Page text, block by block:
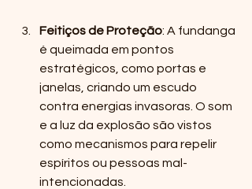
Feitiços de Proteção: A fundanga
é queimada em pontos
estratégicos, como portas e
janelas, criando um escudo
contra energias invasoras. O som
e a luz da explosão são vistos
como mecanismos para repelir
espíritos ou pessoas mal-
intencionadas.